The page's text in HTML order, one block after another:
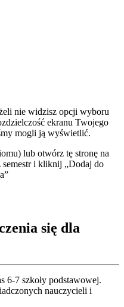
nie widzisz opcji wyboru
ekranu Twojego
mogli ją wyświetlić.
lub otwórz tę stronę na
semestr i kliknij „Dodaj do
się dla
6-7 szkoły podstawowej.
nauczycieli i